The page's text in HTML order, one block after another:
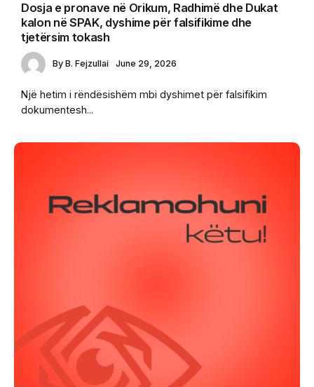
Dosja e pronave në Orikum, Radhimë dhe Dukat
kalon në SPAK, dyshime për falsifikime dhe
tjetërsim tokash
By B. Fejzullai June 29, 2026
Një hetim i rëndësishëm mbi dyshimet për falsifikim
dokumentesh...